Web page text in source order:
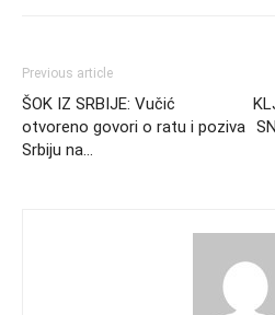
Previous article
ŠOK IZ SRBIJE: Vučić
otvoreno govori o ratu i poziva
Srbiju na…